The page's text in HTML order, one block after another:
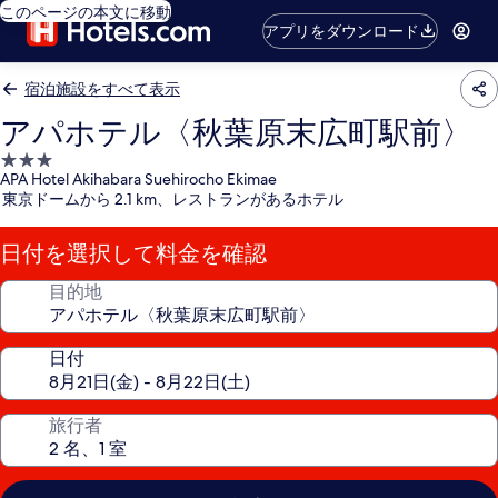
このページの本文に移動
アプリをダウンロード
宿泊施設をすべて表示
アパホテル〈秋葉原末広町駅前〉
3.0
つ
星
宿
泊
施
APA Hotel Akihabara Suehirocho Ekimae
東京ドームから 2.1 km、レストランがあるホテル
日付を選択して料金を確認
目的地
日付
旅行者